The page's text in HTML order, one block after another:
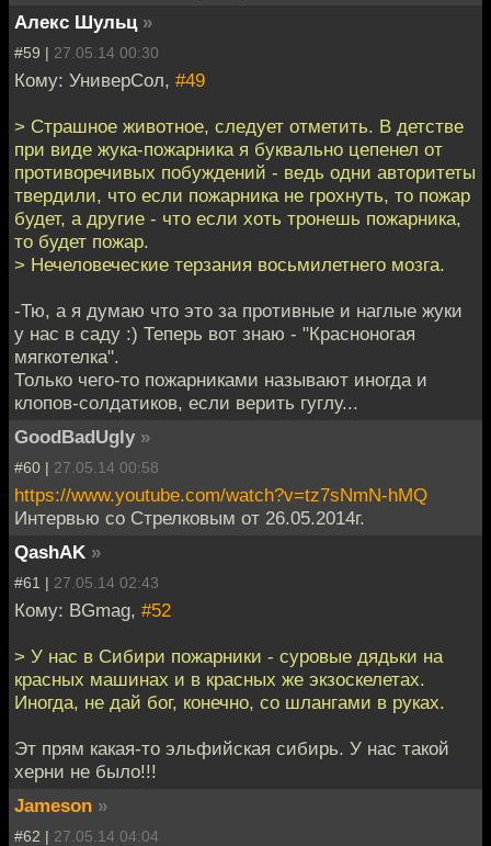
Алекс Шульц »
#59 | 27.05.14 00:30
Кому: УниверСол, #49
> Страшное животное, следует отметить. В детстве
при виде жука-пожарника я буквально цепенел от
противоречивых побуждений - ведь одни авторитеты
твердили, что если пожарника не грохнуть, то пожар
будет, а другие - что если хоть тронешь пожарника,
то будет пожар.
> Нечеловеческие терзания восьмилетнего мозга.
-Тю, а я думаю что это за противные и наглые жуки
у нас в саду :) Теперь вот знаю - "Красноногая
мягкотелка".
Только чего-то пожарниками называют иногда и
клопов-солдатиков, если верить гуглу...
GoodBadUgly »
#60 | 27.05.14 00:58
https://www.youtube.com/watch?v=tz7sNmN-hMQ
Интервью со Стрелковым от 26.05.2014г.
QashAK »
#61 | 27.05.14 02:43
Кому: BGmag, #52
> У нас в Сибири пожарники - суровые дядьки на
красных машинах и в красных же экзоскелетах.
Иногда, не дай бог, конечно, со шлангами в руках.
Эт прям какая-то эльфийская сибирь. У нас такой
херни не было!!!
Jameson »
#62 | 27.05.14 04:04